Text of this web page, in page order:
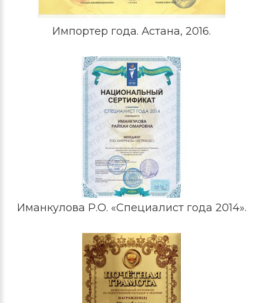
Импортер года. Астана, 2016.
Иманкулова Р.О. «Специалист года 2014».